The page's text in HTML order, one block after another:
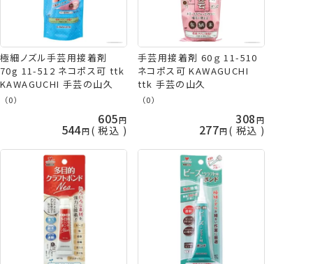
極細ノズル手芸用接着剤
70g 11-512 ネコポス可 ttk
KAWAGUCHI 手芸の山久
（0）
605
544 税込
手芸用接着剤 60ｇ 11-510
ネコポス可 KAWAGUCHI
ttk 手芸の山久
（0）
308
277 税込